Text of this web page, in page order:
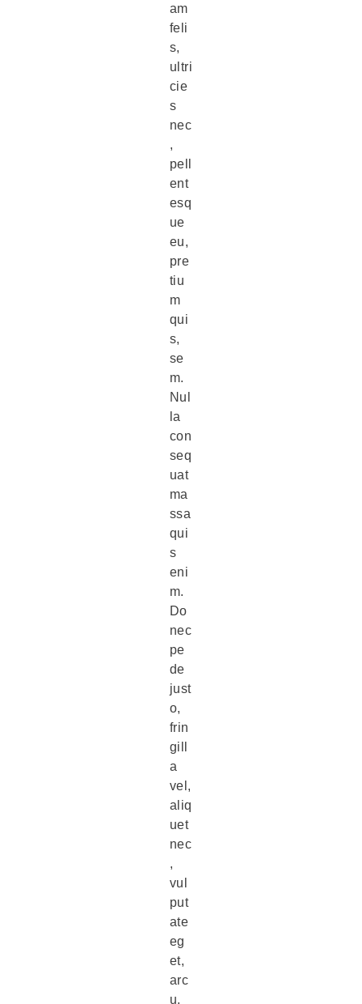
am
feli
s,
ultri
cie
s
nec
,
pell
ent
esq
ue
eu,
pre
tiu
m
qui
s,
se
m.
Nul
la
con
seq
uat
ma
ssa
qui
s
eni
m.
Do
nec
pe
de
just
o,
frin
gill
a
vel,
aliq
uet
nec
,
vul
put
ate
eg
et,
arc
u.